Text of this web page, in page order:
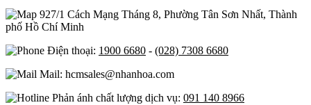
927/1 Cách Mạng Tháng 8, Phường Tân Sơn Nhất, Thành
phố Hồ Chí Minh
Điện thoại: 1900 6680 - (028) 7308 6680
Mail: hcmsales@nhanhoa.com
Phản ánh chất lượng dịch vụ: 091 140 8966